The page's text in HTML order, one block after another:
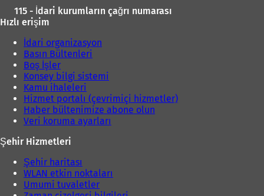
115 - İdari kurumların çağrı numarası
Hızlı erişim
İdari organizasyon
Basın Bültenleri
Boş İşler
Konsey bilgi sistemi
Kamu ihaleleri
Hizmet portalı (çevrimiçi hizmetler)
Haber bültenimize abone olun
Veri koruma ayarları
Şehir Hizmetleri
Şehir haritası
WLAN etkin noktaları
Umumi tuvaletler